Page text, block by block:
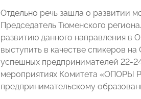
Отдельно речь зашла о развитии
Председатель Тюменского
развитию данного направления в
выступить в качестве спикеров
успешных предпринимателей 22-
мероприятиях Комитета «ОПОРЫ
предпринимательскому